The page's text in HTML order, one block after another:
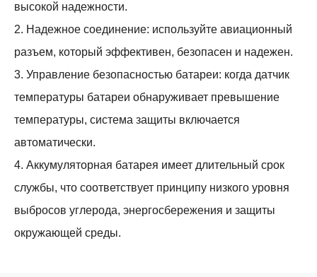
высокой надежности.
2. Надежное соединение: используйте авиационный
разъем, который эффективен, безопасен и надежен.
3. Управление безопасностью батареи: когда датчик
температуры батареи обнаруживает превышение
температуры, система защиты включается
автоматически.
4. Аккумуляторная батарея имеет длительный срок
службы, что соответствует принципу низкого уровня
выбросов углерода, энергосбережения и защиты
окружающей среды.